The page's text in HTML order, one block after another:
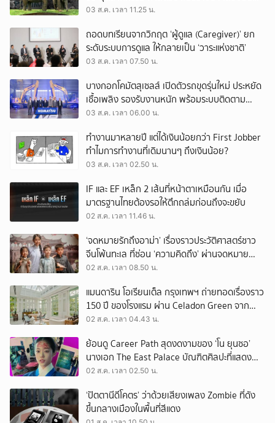
เปื้อน
03 ส.ค. เวลา 11.25 น.
ถอดบทเรียนจากวิกฤต ‘ผู้ดูแล (Caregiver)’ ยก
ระดับระบบการดูแล ให้กลายเป็น ‘วาระแห่งชาติ’
03 ส.ค. เวลา 07.50 น.
บางกอกโคมัตสุเซลส์ เปิดตัวรถขุดรุ่นใหม่ ประหยัด
เชื้อเพลิง รองรับงานหนัก พร้อมระบบติดตาม
เครื่องจักรผ่านดาวเทียม
03 ส.ค. เวลา 06.00 น.
ทำงานมาหลายปี แต่ได้เงินน้อยกว่า First Jobber
ทำไมการทำงานที่เดิมนานๆ ถึงเงินน้อย?
03 ส.ค. เวลา 02.50 น.
IF และ EF เหล็ก 2 เส้นที่หน้าตาเหมือนกัน เมื่อ
มาตรฐานไทยต้องรอให้ตึกถล่มก่อนถึงจะขยับ
02 ส.ค. เวลา 11.46 น.
‘จดหมายรักถึงอาม่า’ เรื่องราวประวัติศาสตร์ชาว
จีนโพ้นทะเล ที่ซ่อน ‘ความคิดถึง’ ผ่านจดหมาย
‘โพยก๊วน’
02 ส.ค. เวลา 08.50 น.
แมนดาริน โอเรียนเต็ล กรุงเทพฯ ถ่ายทอดเรื่องราว
150 ปี ของโรงแรม ผ่าน Celadon Green จาก
เครื่องศิลาดล
02 ส.ค. เวลา 04.43 น.
ย้อนดู Career Path สุดงดงามของ ‘โน ยุนซอ’
นางเอก The East Palace บัณฑิตศิลปะที่แสดง
เรื่องไหนก็ปัง
02 ส.ค. เวลา 02.50 น.
‘ปัตตานีดีโคตร’ ว่าด้วยเสียงเพลง Zombie ที่ดัง
ขึ้นกลางเมืองในพื้นที่สีแดง